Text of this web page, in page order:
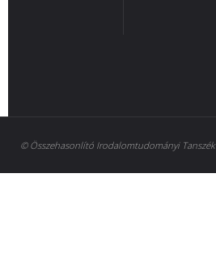
© Összehasonlító Irodalomtudományi Tanszék